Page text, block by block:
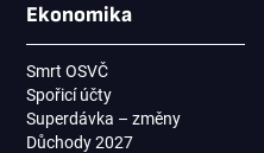
Ekonomika
Smrt OSVČ
Spořicí účty
Superdávka – změny
Důchody 2027